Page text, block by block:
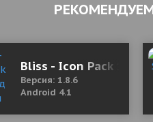
Mod (Unlimited
Bliss - Icon Pack 1.8.6
Версия: 1.8.6
Android 4.1